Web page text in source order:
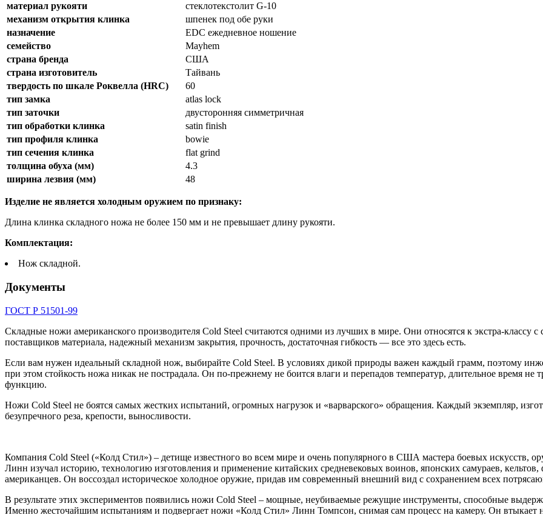
материал рукояти
стеклотекстолит G-10
механизм открытия клинка
шпенек под обе руки
назначение
EDC ежедневное ношение
семейство
Mayhem
страна бренда
США
страна изготовитель
Тайвань
твердость по шкале Роквелла (HRC)
60
тип замка
atlas lock
тип заточки
двусторонняя симметричная
тип обработки клинка
satin finish
тип профиля клинка
bowie
тип сечения клинка
flat grind
толщина обуха (мм)
4.3
ширина лезвия (мм)
48
Изделие не является холодным оружием по признаку:
Длина клинка складного ножа не более 150 мм и не превышает длину рукояти.
Комплектация:
Нож складной.
Документы
ГОСТ Р 51501-99
Складные ножи американского производителя Cold Steel считаются одними из лучших в мире. Они относятся к экстра-классу
поставщиков материала, надежный механизм закрытия, прочность, достаточная гибкость — все это здесь есть.
Если вам нужен идеальный складной нож, выбирайте Cold Steel. В условиях дикой природы важен каждый грамм, поэтому
при этом стойкость ножа никак не пострадала. Он по-прежнему не боится влаги и перепадов температур, длительное время
функцию.
Ножи Cold Steel не боятся самых жестких испытаний, огромных нагрузок и «варварского» обращения. Каждый экземпляр,
безупречного реза, крепости, выносливости.
Компания Cold Steel («Колд Стил») – детище известного во всем мире и очень популярного в США мастера боевых искусств,
Линн изучал историю, технологию изготовления и применение китайских средневековых воинов, японских самураев,
американцев. Он воссоздал историческое холодное оружие, придав им современный внешний вид с сохранением всех
В результате этих экспериментов появились ножи Cold Steel – мощные, неубиваемые режущие инструменты, способные
Именно жесточайшим испытаниям и подвергает ножи «Колд Стил» Линн Томпсон, снимая сам процесс на камеру. Он